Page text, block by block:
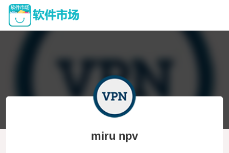
miru npv